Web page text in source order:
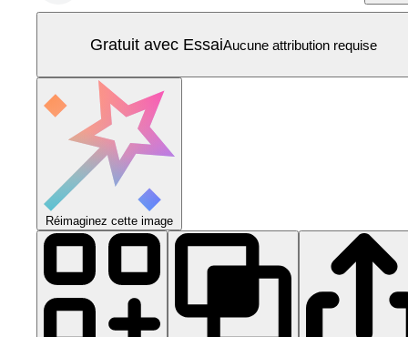
Gratuit avec EssaiAucune attribution requise
Réimaginez cette image